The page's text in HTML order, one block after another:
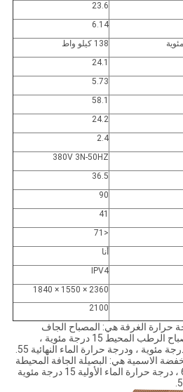
23.6
6.14
138 كيلو واط
24.1
5.73
58.1
24.2
2.4
380V 3N-50HZ
36.5
90
41
<71
أنا
IPV4
2360 × 1550 × 1840
2100
الغرفة هي: المصباح الجاف
المحيط 20 درجة مئوية ، والمصباح الرطب المحيط 15 درجة مئوية ،
ودرجة حرارة الماء الأولية 15 درجة مئوية ، ودرجة حرارة الماء النهائية 55.
الاسمية هي: البصيلة الجافة المحيطة
72 ، اللمبة الرطبة المحيطة 61 ، درجة حرارة الماء الأولية 15 درجة مئوية